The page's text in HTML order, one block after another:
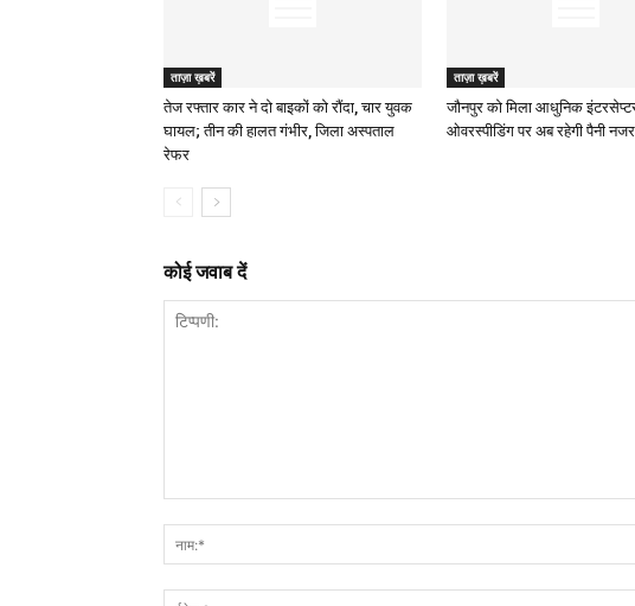
ताज़ा ख़बरें
तेज रफ्तार कार ने दो बाइकों को रौंदा, चार युवक
घायल; तीन की हालत गंभीर, जिला अस्पताल
रेफर
ताज़ा ख़बरें
जौनपुर को मिला आधुनिक
ओवरस्पीडिंग पर अब रहेगी पैनी नजर
कोई जवाब दें